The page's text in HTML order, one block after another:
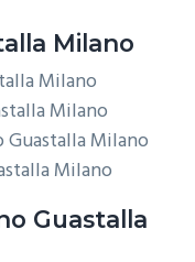
Milano
Milano
Milano
Milano
Milano
Guastalla